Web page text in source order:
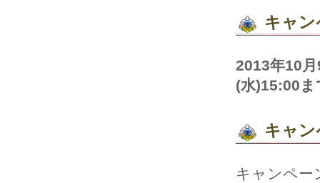
キャ
2013年10
(水)15:00ま
キャ
キャンペー